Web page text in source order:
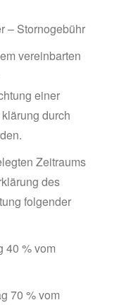
– Stornogebühr
vereinbarten
einer
durch
Zeitraums
des
folgender
40 % vom
70 % vom